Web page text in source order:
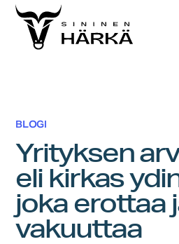
Skip
content
BLOGI
Yrityksen
eli kirkas
joka erottaa
vakuuttaa